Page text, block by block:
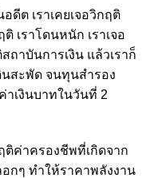
ดีต เราเคยเจอวิกฤติ
เราโดนหนัก เราเจอ
าบันการเงิน แล้วเราก็
นสะพัด จนทุนสำรอง
าเงินบาทในวันที่ 2
ติค่าครองชีพที่เกิดจาก
กๆ ทำให้ราคาพลังงาน